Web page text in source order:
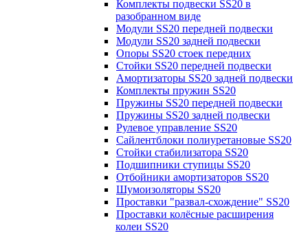
Комплекты подвески SS20 в
разобранном виде
Модули SS20 передней подвески
Модули SS20 задней подвески
Опоры SS20 стоек передних
Стойки SS20 передней подвески
Амортизаторы SS20 задней подвески
Комплекты пружин SS20
Пружины SS20 передней подвески
Пружины SS20 задней подвески
Рулевое управление SS20
Сайлентблоки полиуретановые SS20
Стойки стабилизатора SS20
Подшипники ступицы SS20
Отбойники амортизаторов SS20
Шумоизоляторы SS20
Проставки "развал-схождение" SS20
Проставки колёсные расширения
колеи SS20